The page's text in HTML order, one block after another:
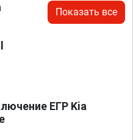
Показать все
ЕГР Kia